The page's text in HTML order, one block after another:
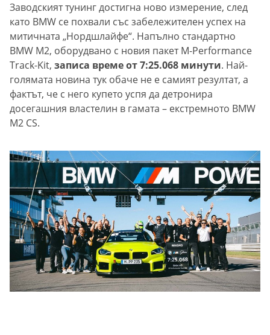
Заводският тунинг достигна ново измерение, след
като BMW се похвали със забележителен успех на
митичната „Нордшлайфе“. Напълно стандартно
BMW M2, оборудвано с новия пакет M-Performance
Track-Kit, записа време от 7:25.068 минути. Най-
голямата новина тук обаче не е самият резултат, а
фактът, че с него купето успя да детронира
досегашния властелин в гамата – екстремното BMW
M2 CS.